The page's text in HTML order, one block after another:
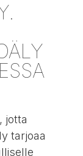
jotta
tarjoaa